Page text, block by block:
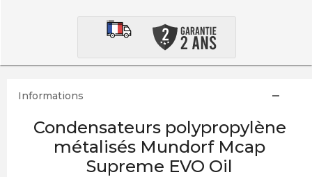
Informations
Condensateurs polypropylène
métalisés Mundorf Mcap
Supreme EVO Oil